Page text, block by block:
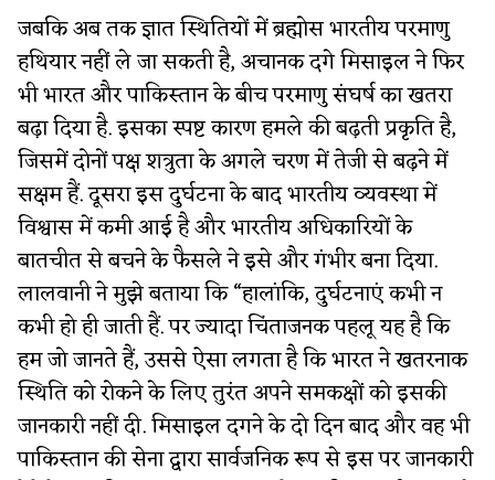
जबकि अब तक ज्ञात स्थितियों में ब्रह्मोस भारतीय परमाणु
हथियार नहीं ले जा सकती है, अचानक दगे मिसाइल ने फिर
भी भारत और पाकिस्तान के बीच परमाणु संघर्ष का खतरा
बढ़ा दिया है. इसका स्पष्ट कारण हमले की बढ़ती प्रकृति है,
जिसमें दोनों पक्ष शत्रुता के अगले चरण में तेजी से बढ़ने में
सक्षम हैं. दूसरा इस दुर्घटना के बाद भारतीय व्यवस्था में
विश्वास में कमी आई है और भारतीय अधिकारियों के
बातचीत से बचने के फैसले ने इसे और गंभीर बना दिया.
लालवानी ने मुझे बताया कि “हालांकि, दुर्घटनाएं कभी न
कभी हो ही जाती हैं. पर ज्यादा चिंताजनक पहलू यह है कि
हम जो जानते हैं, उससे ऐसा लगता है कि भारत ने खतरनाक
स्थिति को रोकने के लिए तुरंत अपने समकक्षों को इसकी
जानकारी नहीं दी. मिसाइल दगने के दो दिन बाद और वह भी
पाकिस्तान की सेना द्वारा सार्वजनिक रूप से इस पर जानकारी